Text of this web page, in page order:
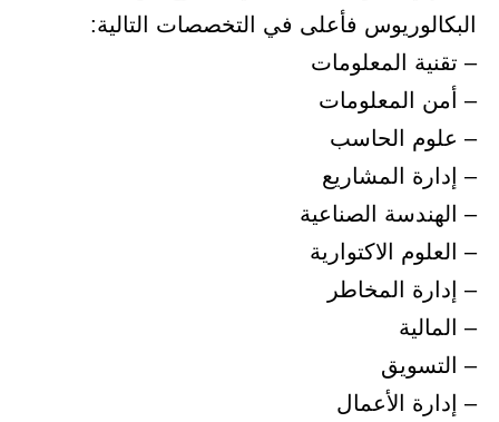
البكالوريوس فأعلى في التخصصات التالية:
– تقنية المعلومات
– أمن المعلومات
– علوم الحاسب
– إدارة المشاريع
– الهندسة الصناعية
– العلوم الاكتوارية
– إدارة المخاطر
– المالية
– التسويق
– إدارة الأعمال